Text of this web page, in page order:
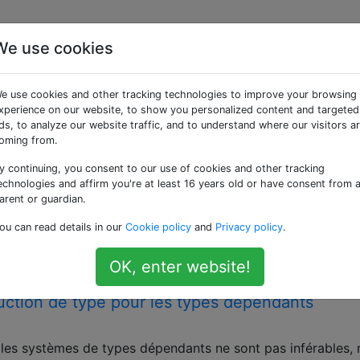
«type-theory»
des objets
de raffinement
entre les types dépendants et les types de
un type de raffinement contient toutes les valeurs d’un
une caractéristique des types dépendants qui les
les types …
type-theory dependent-types
de type pour les types dépendants
systèmes de types dépendants ne sont pas inférables,
use cookies
use cookies and other tracking technologies to improve your browsing
on our website, to show you personalized content and targeted
to analyze our website traffic, and to understand where our visitors
from.
continuing, you consent to our use of cookies and other tracking
and affirm you're at least 16 years old or have consent from a
or guardian.
can read details in our Cookie policy and Privacy policy.
OK, enter website!